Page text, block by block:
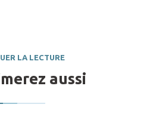
LA LECTURE
aussi